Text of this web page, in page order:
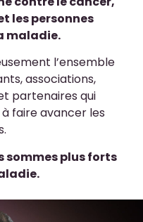
les personnes
maladie.
l’ensemble
associations,
partenaires qui
faire avancer les
sommes plus forts